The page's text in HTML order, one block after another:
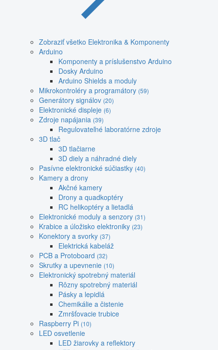
Zobraziť všetko Elektronika & Komponenty
Arduino
Komponenty a príslušenstvo Arduino
Dosky Arduino
Arduino Shields a moduly
Mikrokontroléry a programátory (59)
Generátory signálov (20)
Elektronické displeje (6)
Zdroje napájania (39)
Regulovateľné laboratórne zdroje
3D tlač
3D tlačiarne
3D diely a náhradné diely
Pasívne elektronické súčiastky (40)
Kamery a drony
Akčné kamery
Drony a quadkoptéry
RC helikoptéry a lietadlá
Elektronické moduly a senzory (31)
Krabice a úložisko elektroniky (23)
Konektory a svorky (37)
Elektrická kabeláž
PCB a Protoboard (32)
Skrutky a upevnenie (10)
Elektronický spotrebný materiál
Rôzny spotrebný materiál
Pásky a lepidlá
Chemikálie a čistenie
Zmršťovacie trubice
Raspberry Pi (10)
LED osvetlenie
LED žiarovky a reflektory